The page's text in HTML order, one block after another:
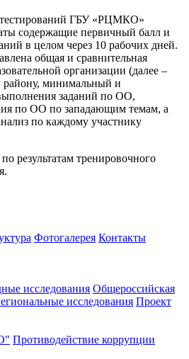
ГБУ «РЦМКО»
содержащие первичный балл и
в целом через 10 рабочих дней.
общая и сравнительная
организации (далее –
минимальный и
заданий по ОО,
по ОО по западающим темам, а
по каждому участнику
тренировочного
Фотогалерея Контакты
исследования Общероссийская
исследования Проект
Противодействие коррупции